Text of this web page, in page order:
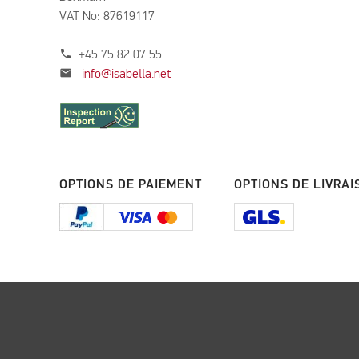
VAT No: 87619117
phone +45 75 82 07 55
mail info@isabella.net
OPTIONS DE PAIEMENT OPTIONS DE